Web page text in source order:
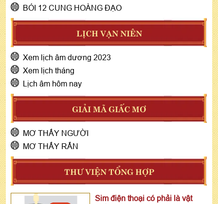
BÓI 12 CUNG HOÀNG ĐẠO
LỊCH VẠN NIÊN
Xem lịch âm dương 2023
Xem lịch tháng
Lịch âm hôm nay
GIẢI MÃ GIẤC MƠ
MƠ THẤY NGƯỜI
MƠ THẤY RẮN
THƯ VIỆN TỔNG HỢP
Sim điện thoại có phải là vật